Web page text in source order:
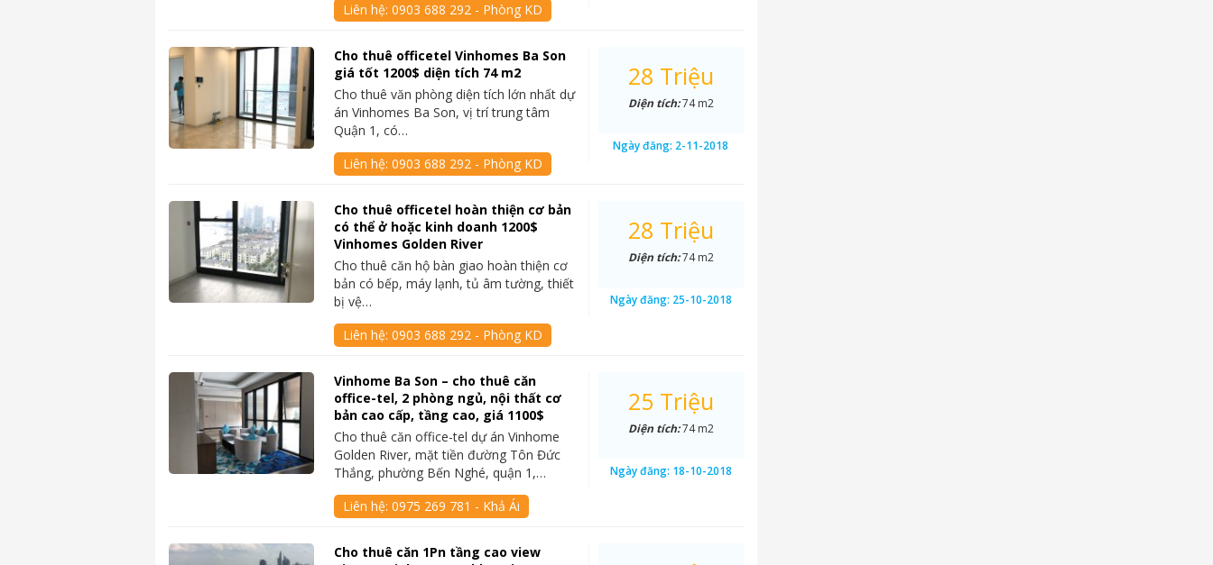
Liên hệ:0903 688 292 - Phòng KD
Cho thuê officetel Vinhomes Ba Son
giá tốt 1200$ diện tích 74 m2
Cho thuê văn phòng diện tích lớn nhất dự
án Vinhomes Ba Son, vị trí trung tâm
Quận 1, có…
Liên hệ:0903 688 292 - Phòng KD
28 Triệu
Diện tích:74 m2
Ngày đăng: 2-11-2018
Cho thuê officetel hoàn thiện cơ bản
có thể ở hoặc kinh doanh 1200$
Vinhomes Golden River
Cho thuê căn hộ bàn giao hoàn thiện cơ
bản có bếp, máy lạnh, tủ âm tường, thiết
bị vệ…
Liên hệ:0903 688 292 - Phòng KD
28 Triệu
Diện tích:74 m2
Ngày đăng: 25-10-2018
Vinhome Ba Son – cho thuê căn
office-tel, 2 phòng ngủ, nội thất cơ
bản cao cấp, tầng cao, giá 1100$
Cho thuê căn office-tel dự án Vinhome
Golden River, mặt tiền đường Tôn Đức
Thắng, phường Bến Nghé, quận 1,…
Liên hệ:0975 269 781 - Khả Ái
25 Triệu
Diện tích:74 m2
Ngày đăng: 18-10-2018
Cho thuê căn 1Pn tầng cao view